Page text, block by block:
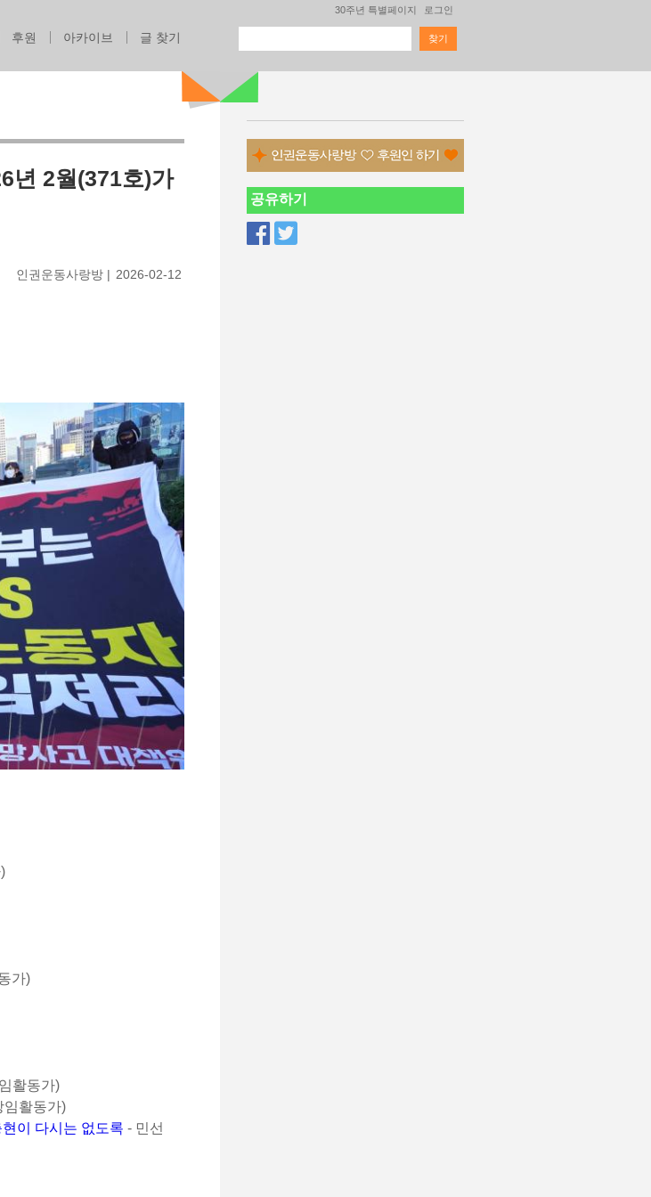
30주년 특별페이지 로그인
년 2월(371호)가
인권운동사랑방 2026-02-12
가)
활동가)
임활동가)
이 다시는 없도록 - 민선
검색 폼
후원 아카이브 글 찾기
공유하기